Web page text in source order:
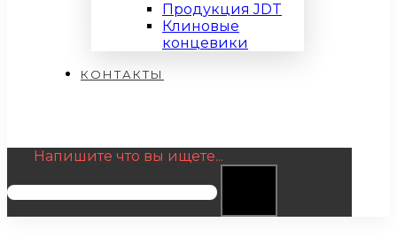
Продукция JDT
Клиновые
концевики
КОНТАКТЫ
Напишите что вы ищете...